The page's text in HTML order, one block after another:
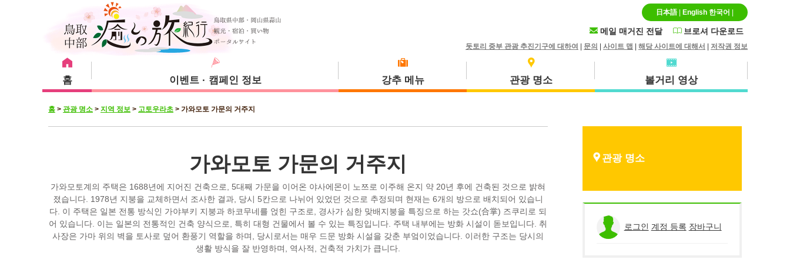
日本語| English 한국어
메일 매거진 전달 브로셔 다운로드
돗토리 중부 관광 추진기구에 대하여 문의 사이트 맵 해당 사이트에 대해서 저작권 정보
홈 이벤트 · 캠페인 정보 강추 메뉴
강추 메뉴
식사 투어 특산품 · 기념품
관광 명소
관광 명소
고토우라초 호쿠에이초
유리하마초 미사사초 히루젠(마니와시)
볼거리 영상
홈 > 관광 명소 > 지역 정보 > 고토우라초 > 가와모토 가문의 거주지
관광 명소
가와모토 가문의 거주지
가와모토계의 주택은 1688년에 지어진 건축으로, 5대째 가문을 이어온 야사에몬이 노쯔로 이주해 온지 약 20년 후에 건축된 것으로 밝혀
졌습니다. 1978년 지붕을 교체하면서 조사한 결과, 당시 5칸으로 나뉘어 있었던 것으로 추정되며 현재는 6개의 방으로 배치되어 있습니
다. 이 주택은 일본 전통 방식인 가야부키 지붕과 하코무네를 얹힌 구조로, 경사가 심한 맞배지붕을 특징으로 하는 갓쇼(合掌) 즈쿠리로 되
어 있습니다. 이는 일본의 전통적인 건축 양식으로, 특히 대형 건물에서 볼 수 있는 특징입니다. 주택 내부에는 방화 시설이 돋보입니다. 취
사장은 가마 위의 벽을 토사로 덮어 환풍기 역할을 하며, 당시로서는 매우 드문 방화 시설을 갖춘 부엌이었습니다. 이러한 구조는 당시의
생활 방식을 잘 반영하며, 역사적, 건축적 가치가 큽니다.
로그인 계정 등록 장바구니